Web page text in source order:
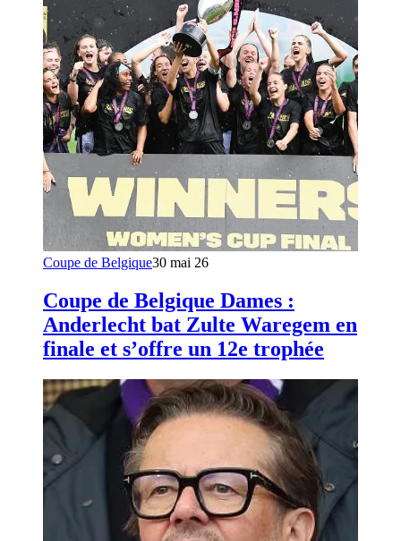
Coupe de Belgique30 mai 26
Coupe de Belgique Dames :
Anderlecht bat Zulte Waregem en
finale et s’offre un 12e trophée